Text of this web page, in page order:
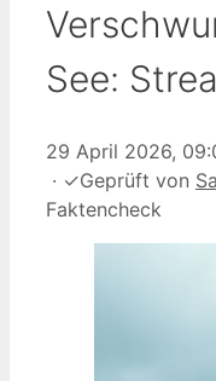
See:
29 April 2026,
· ✓Geprüft von
Faktencheck